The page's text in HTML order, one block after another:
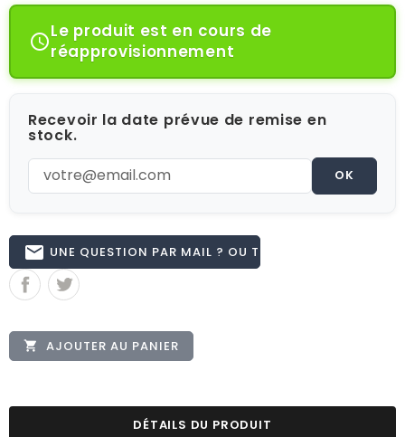
Le produit est en cours de
réapprovisionnement
Recevoir la date prévue de remise en
stock.
OK
email UNE QUESTION PAR MAIL ? OU TÉL 02.51.62.16.59
 AJOUTER AU PANIER
DÉTAILS DU PRODUIT